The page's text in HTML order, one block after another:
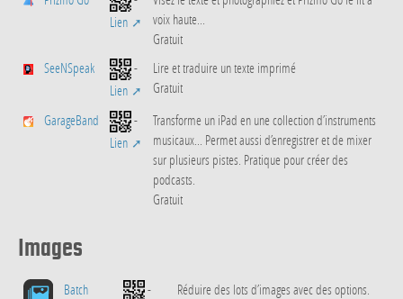
Lien
voix haute...
Gratuit
SeeNSpeak
-
Lien
Lire et traduire un texte imprimé
Gratuit
GarageBand
-
Lien
Transforme un iPad en une collection d’instruments
musicaux... Permet aussi d’enregistrer et de mixer
sur plusieurs pistes. Pratique pour créer des
podcasts.
Gratuit
Images
Batch - Réduire des lots d’images avec des options.